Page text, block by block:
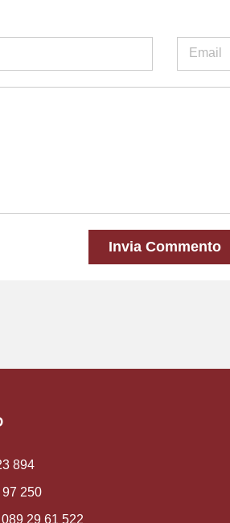
Invia Commento
894
97 250
089 29 61 522